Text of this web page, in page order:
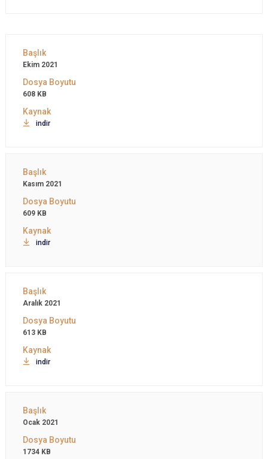
Ekim 2021
608 KB
indir
Kasım 2021
609 KB
indir
Aralık 2021
613 KB
indir
Ocak 2021
1734 KB